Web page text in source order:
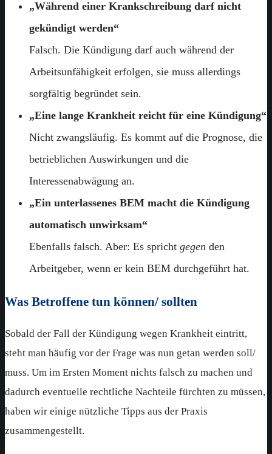
„Während einer Krankschreibung darf nicht
gekündigt werden“
Falsch. Die Kündigung darf auch während der
Arbeitsunfähigkeit erfolgen, sie muss allerdings
sorgfältig begründet sein.
„Eine lange Krankheit reicht für eine Kündigung“
Nicht zwangsläufig. Es kommt auf die Prognose, die
betrieblichen Auswirkungen und die
Interessenabwägung an.
„Ein unterlassenes BEM macht die Kündigung
automatisch unwirksam“
Ebenfalls falsch. Aber: Es spricht gegen den
Arbeitgeber, wenn er kein BEM durchgeführt hat.
Was Betroffene tun können/ sollten
Sobald der Fall der Kündigung wegen Krankheit eintritt,
steht man häufig vor der Frage was nun getan werden soll/
muss. Um im Ersten Moment nichts falsch zu machen und
dadurch eventuelle rechtliche Nachteile fürchten zu müssen,
haben wir einige nützliche Tipps aus der Praxis
zusammengestellt.